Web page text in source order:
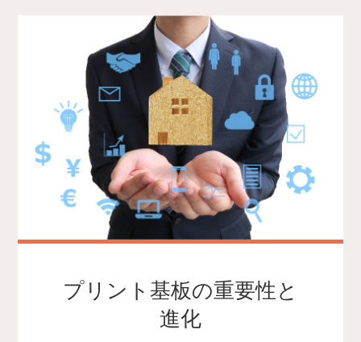
プリント基板の重要性と
進化